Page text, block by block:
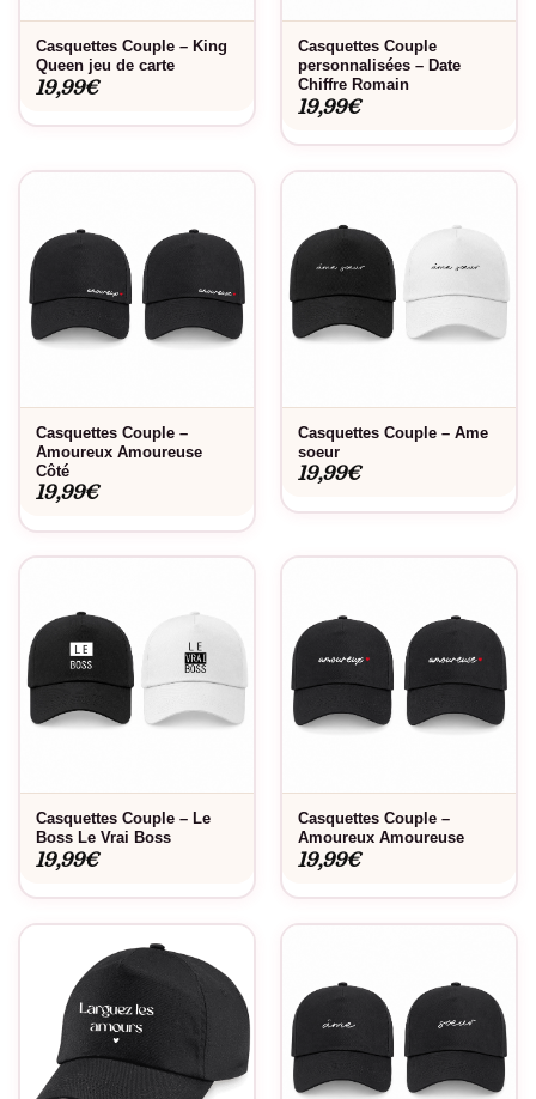
Casquettes Couple – King
Queen jeu de carte
19,99€
Casquettes Couple
personnalisées – Date
Chiffre Romain
19,99€
Casquettes Couple –
Amoureux Amoureuse
Côté
19,99€
Casquettes Couple – Ame
soeur
19,99€
Casquettes Couple – Le
Boss Le Vrai Boss
19,99€
Casquettes Couple –
Amoureux Amoureuse
19,99€